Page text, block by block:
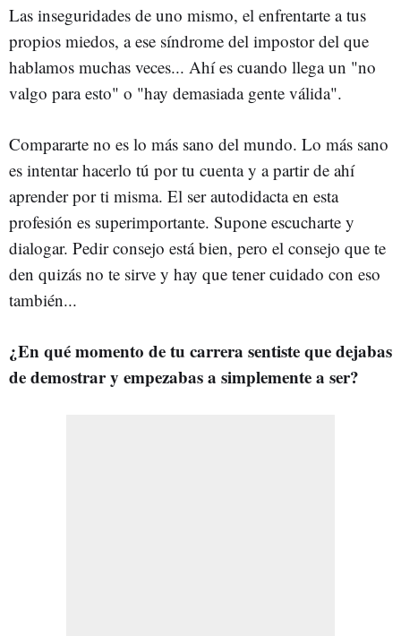
Las inseguridades de uno mismo, el enfrentarte a tus
propios miedos, a ese síndrome del impostor del que
hablamos muchas veces... Ahí es cuando llega un "no
valgo para esto" o "hay demasiada gente válida".
Compararte no es lo más sano del mundo. Lo más sano
es intentar hacerlo tú por tu cuenta y a partir de ahí
aprender por ti misma. El ser autodidacta en esta
profesión es superimportante. Supone escucharte y
dialogar. Pedir consejo está bien, pero el consejo que te
den quizás no te sirve y hay que tener cuidado con eso
también...
¿En qué momento de tu carrera sentiste que dejabas
de demostrar y empezabas a simplemente a ser?